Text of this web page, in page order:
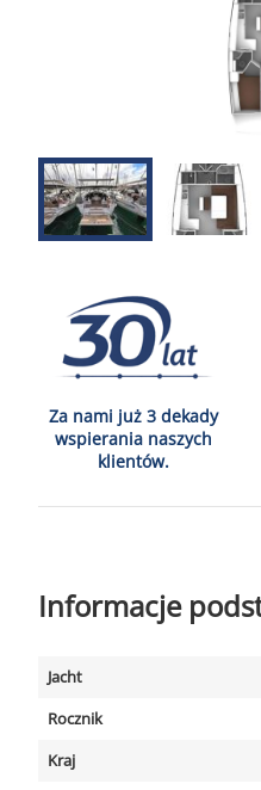
Za nami już 3 dekady
wspierania naszych
klientów.
Informacje
Jacht
Rocznik
Kraj